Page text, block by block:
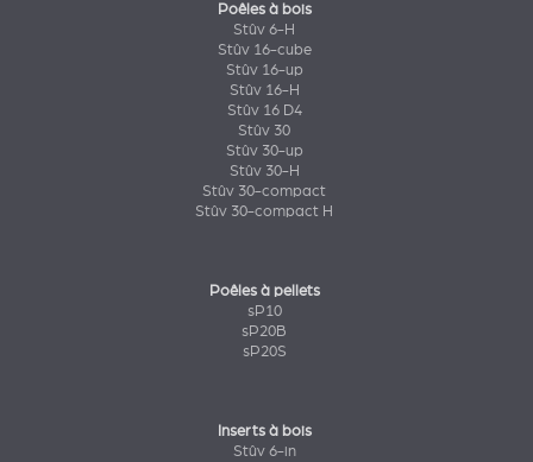
Poêles à bois
Stûv 6-H
Stûv 16-cube
Stûv 16-up
Stûv 16-H
Stûv 16 D4
Stûv 30
Stûv 30-up
Stûv 30-H
Stûv 30-compact
Stûv 30-compact H
Poêles à pellets
sP10
sP20B
sP20S
Inserts à bois
Stûv 6-in